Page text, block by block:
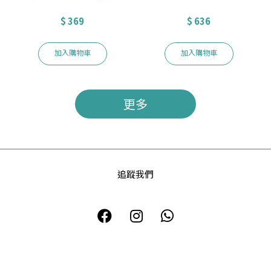
$ 369
加入購物車
$ 636
加入購物車
更多
追蹤我們